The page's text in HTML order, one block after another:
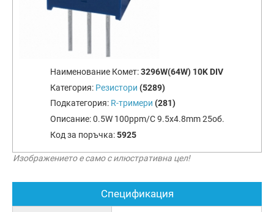
Наименование Комет:3296W(64W) 10K DIV
Категория: Резистори (5289)
Подкатегория: R-тримери (281)
Описание:0.5W 100ppm/C 9.5x4.8mm 25об.
Код за поръчка:5925
Изображението е само с илюстративна цел!
Спецификация